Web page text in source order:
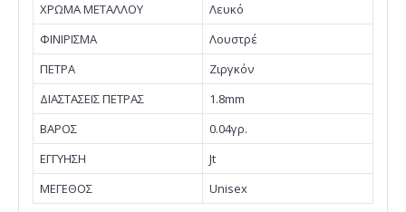
ΧΡΩΜΑ ΜΕΤΑΛΛΟΥ
Λευκό
ΦΙΝΙΡΙΣΜΑ
Λουστρέ
ΠΕΤΡΑ
Ζιργκόν
ΔΙΑΣΤΑΣΕΙΣ ΠΕΤΡΑΣ
1.8mm
ΒΑΡΟΣ
0.04γρ.
EΓΓΥΗΣΗ
Jt
ΜΕΓΕΘΟΣ
Unisex